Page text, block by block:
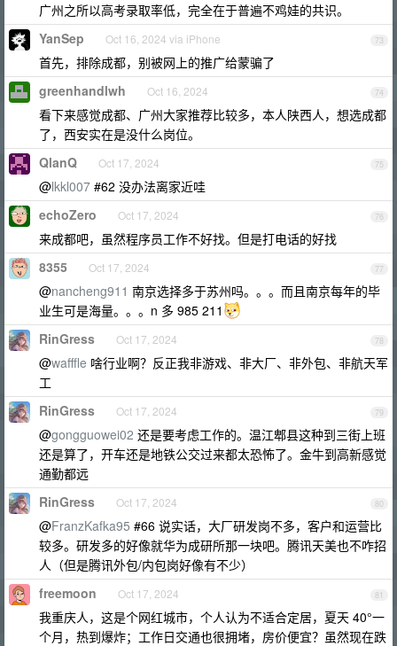
广州之所以高考录取率低，完全在于普遍不鸡娃的共识。
73
YanSep Oct 16, 2024 via iPhone
首先，排除成都，别被网上的推广给蒙骗了
74
greenhandlwh Oct 16, 2024
看下来感觉成都、广州大家推荐比较多，本人陕西人，想选成都
了，西安实在是没什么岗位。
75
QlanQ Oct 17, 2024
@lkkl007 #62 没办法离家近哇
76
echoZero Oct 17, 2024
来成都吧，虽然程序员工作不好找。但是打电话的好找
77
8355 Oct 17, 2024
@nancheng911 南京选择多于苏州吗。。。而且南京每年的毕
业生可是海量。。。n 多 985 211
78
RinGress Oct 17, 2024
@wafffle 啥行业啊？反正我非游戏、非大厂、非外包、非航天军
工
79
RinGress Oct 17, 2024
@gongguowei02 还是要考虑工作的。温江郫县这种到三街上班
还是算了，开车还是地铁公交过来都太恐怖了。金牛到高新感觉
通勤都远
80
RinGress Oct 17, 2024
@FranzKafka95 #66 说实话，大厂研发岗不多，客户和运营比
较多。研发多的好像就华为成研所那一块吧。腾讯天美也不咋招
人（但是腾讯外包/内包岗好像有不少）
81
freemoon Oct 17, 2024
我重庆人，这是个网红城市，个人认为不适合定居，夏天 40°一
个月，热到爆炸；工作日交通也很拥堵，房价便宜？虽然现在跌